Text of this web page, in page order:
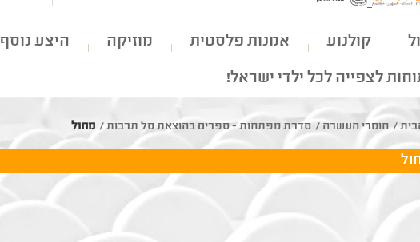
קולנוע אמנות פלסטית מוזיקה
היצע נוסף
לצפייה לכל ילדי ישראל!
/ חומרי העשרה / סדרת מפתחות - ספרים בהוצאת סל תרבות/ מחול